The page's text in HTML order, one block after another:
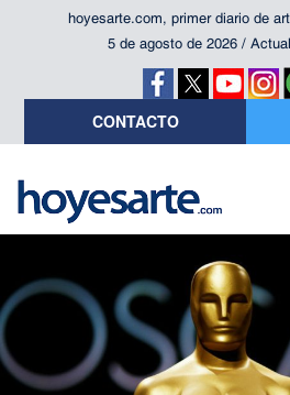
hoyesarte.com, primer diario de
5 de agosto de 2026 /
CONTACTO